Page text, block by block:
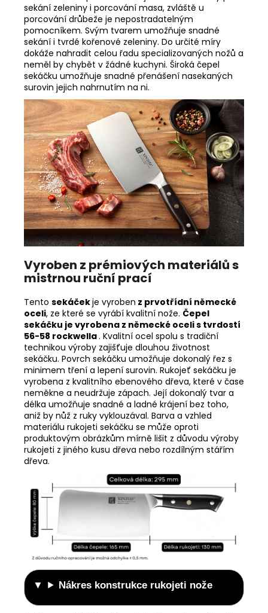
sekání zeleniny i porcování masa, zvláště u
porcování drůbeže je nepostradatelným
pomocníkem. Svým tvarem umožňuje snadné
sekání i tvrdé kořenové zeleniny. Do určité míry
dokáže nahradit celou řadu specializovaných nožů a
neměl by chybět v žádné kuchyni. Široká čepel
sekáčku umožňuje snadné přenášení nasekaných
surovin jejich nahrnutím na ni.
Vyroben z prémiových materiálů s
mistrnou ruční prací
Tento sekáčekje vyroben z prvotřídní německé
oceli, ze které se vyrábí kvalitní nože. Čepel
sekáčku je vyrobena z německé oceli s tvrdostí
56-58 rockwella. Kvalitní ocel spolu s tradiční
technikou výroby zajišťuje dlouhou životnost
sekáčku. Povrch sekáčku umožňuje dokonalý řez s
minimem tření a lepení surovin. Rukojeť sekáčku je
vyrobena z kvalitního ebenového dřeva, které v čase
neměkne a neudržuje zápach. Její dokonalý tvar a
délka umožňuje snadné a ladné krájení bez toho,
aniž by nůž z ruky vyklouzával. Barva a vzhled
materiálu rukojeti sekáčku se může oproti
produktovým obrázkům mírně lišit z důvodu výroby
rukojeti z jiného kusu dřeva nebo rozdílným stářím
dřeva.
Nákres konstrukce rukojeti nože